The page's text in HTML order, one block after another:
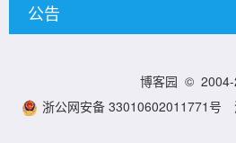
公告
博客园 © 2004-
浙公网安备 33010602011771号